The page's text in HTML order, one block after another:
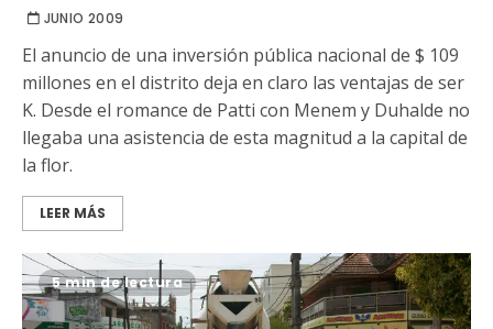
JUNIO 2009
El anuncio de una inversión pública nacional de $ 109
millones en el distrito deja en claro las ventajas de ser
K. Desde el romance de Patti con Menem y Duhalde no
llegaba una asistencia de esta magnitud a la capital de
la flor.
LEER MÁS
5 min de lectura